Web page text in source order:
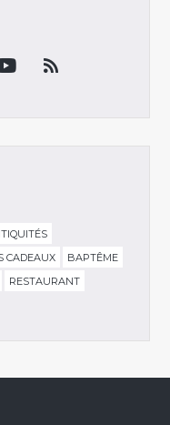
CADEAUX
BAPTÊME
RESTAURANT